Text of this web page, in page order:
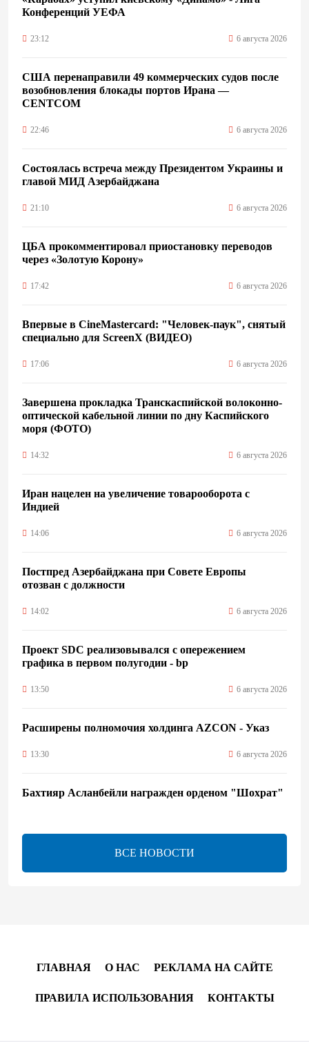
Конференций УЕФА
23:12 6 августа 2026
США перенаправили 49 коммерческих судов после
возобновления блокады портов Ирана —
CENTCOM
22:46 6 августа 2026
Состоялась встреча между Президентом Украины и
главой МИД Азербайджана
21:10 6 августа 2026
ЦБА прокомментировал приостановку переводов
через «Золотую Корону»
17:42 6 августа 2026
Впервые в CineMastercard: "Человек-паук", снятый
специально для ScreenX (ВИДЕО)
17:06 6 августа 2026
Завершена прокладка Транскаспийской волоконно-
оптической кабельной линии по дну Каспийского
моря (ФОТО)
14:32 6 августа 2026
Иран нацелен на увеличение товарооборота с
Индией
14:06 6 августа 2026
Постпред Азербайджана при Совете Европы
отозван с должности
14:02 6 августа 2026
Проект SDC реализовывался с опережением
графика в первом полугодии - bp
13:50 6 августа 2026
Расширены полномочия холдинга AZCON - Указ
13:30 6 августа 2026
Бахтияр Асланбейли награжден орденом "Шохрат"
13:26 6 августа 2026
bp о ходе строительства солнечной электростанции
Азербайджан непродовольственными товарами
Армении объявлено окончательное решение
ВСЕ НОВОСТИ
ГЛАВНАЯ О НАС РЕКЛАМА НА САЙТЕ
ПРАВИЛА ИСПОЛЬЗОВАНИЯ КОНТАКТЫ